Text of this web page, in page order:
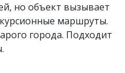
но объект вызывает
маршруты.
города. Подходит